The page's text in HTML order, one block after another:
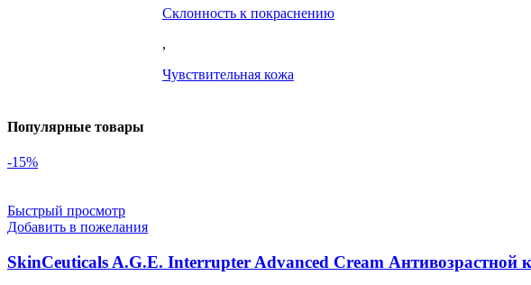
Склонность к покраснению
,
Чувствительная кожа
Популярные товары
-15%
Быстрый просмотр
Добавить в пожелания
SkinCeuticals A.G.E. Interrupter Advanced Cream Антивозрастной